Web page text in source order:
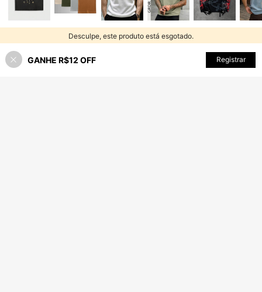
Desculpe, este produto está esgotado.
GANHE R$12 OFF Registrar